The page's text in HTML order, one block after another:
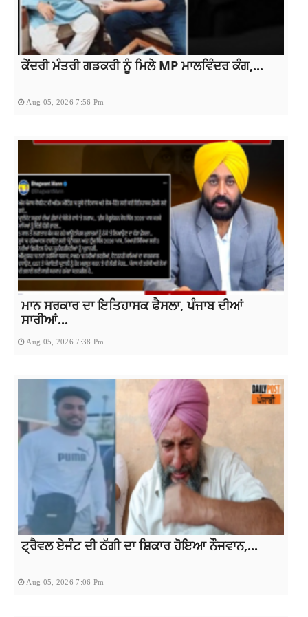
ਕੇਂਦਰੀ ਮੰਤਰੀ ਗਡਕਰੀ ਨੂੰ ਮਿਲੇ MP ਮਾਲਵਿੰਦਰ ਕੰਗ,...
Aug 05, 2026 7:56 Pm
ਮਾਨ ਸਰਕਾਰ ਦਾ ਇਤਿਹਾਸਕ ਫੈਸਲਾ, ਪੰਜਾਬ ਦੀਆਂ
ਸਾਰੀਆਂ...
Aug 05, 2026 7:38 Pm
ਟ੍ਰੈਵਲ ਏਜੰਟ ਦੀ ਠੱਗੀ ਦਾ ਸ਼ਿਕਾਰ ਹੋਇਆ ਨੌਜਵਾਨ,...
Aug 05, 2026 7:06 Pm